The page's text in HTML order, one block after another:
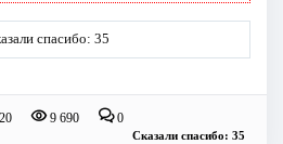
спасибо: 35
9 690 0
Сказали спасибо: 35